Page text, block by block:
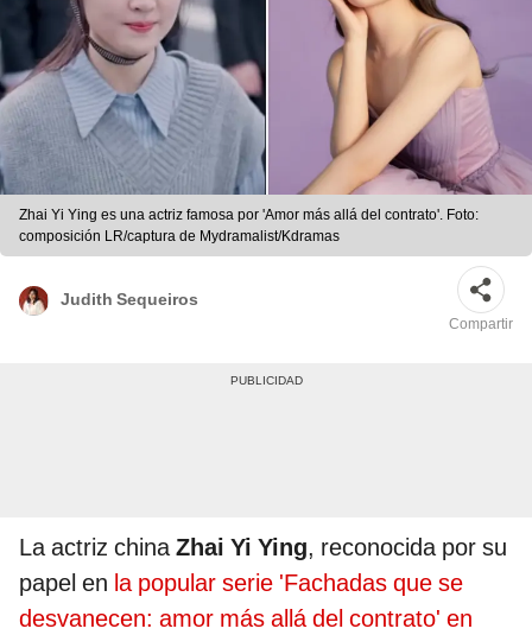
Zhai Yi Ying es una actriz famosa por 'Amor más allá del contrato'. Foto:
composición LR/captura de Mydramalist/Kdramas
Judith Sequeiros
Compartir
La actriz chinaZhai Yi Ying, reconocida por su
papel en la popular serie 'Fachadas que se
desvanecen: amor más allá del contrato' en